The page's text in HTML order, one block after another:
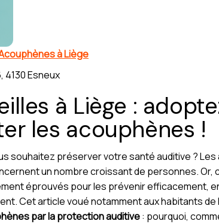
à Liège
4130 Esneux
à Liège :
les acouphènes !
souhaitez préserver votre santé auditive ? Les
un nombre croissant de personnes. Or,
éprouvés pour les prévenir efficacement,
Cet article voué notamment aux habitants
par la protection auditive: pourquoi,